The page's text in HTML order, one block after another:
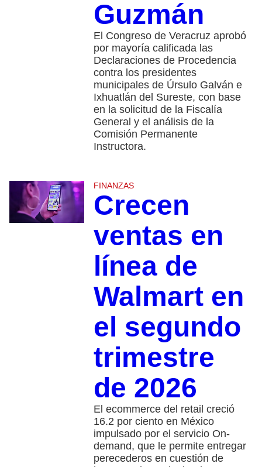
Guzmán
El Congreso de Veracruz aprobó
por mayoría calificada las
Declaraciones de Procedencia
contra los presidentes
municipales de Úrsulo Galván e
Ixhuatlán del Sureste, con base
en la solicitud de la Fiscalía
General y el análisis de la
Comisión Permanente
Instructora.
FINANZAS
Crecen
ventas en
línea de
Walmart en
el segundo
trimestre
de 2026
El ecommerce del retail creció
16.2 por ciento en México
impulsado por el servicio On-
demand, que le permite entregar
perecederos en cuestión de